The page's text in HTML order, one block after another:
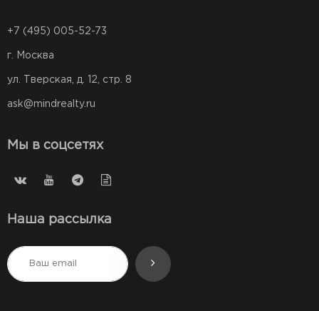
+7 (495) 005-52-73
г. Москва
ул. Тверская, д. 12, стр. 8
ask@mindrealty.ru
Мы в соцсетях
Наша рассылка